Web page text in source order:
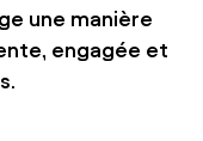
une manière
engagée et